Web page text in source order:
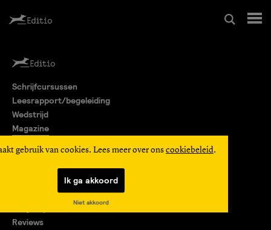
Leesrapport/begeleiding
Wedstrijd
Editio Producties
gebruik van cookies. Lees meer over ons cookiebeleid.
Ik ga akkoord
Niet akkoord
Schrijfcursussen
Leesrapport/begeleiding
Wedstrijd
Magazine
Reviews